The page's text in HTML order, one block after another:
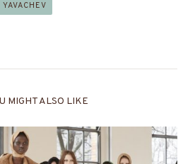
MIGHT ALSO LIKE